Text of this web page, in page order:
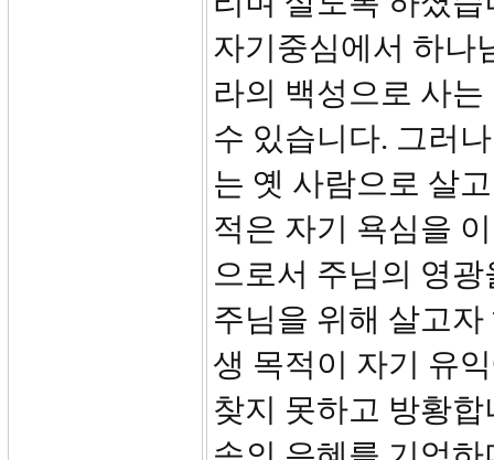
자기중심에서 하나
라의 백성으로 사
수 있습니다. 그러
는 옛 사람으로 살
적은 자기 욕심을
으로서 주님의 영
주님을 위해 살고
생 목적이 자기 유
찾지 못하고 방황